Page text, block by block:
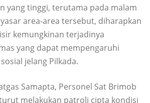
yang tinggi, terutama pada malam
area-area tersebut, diharapkan
kemungkinan terjadinya
yang dapat mempengaruhi
jelang Pilkada.
Samapta, Personel Sat Brimob
melakukan patroli cipta kondisi